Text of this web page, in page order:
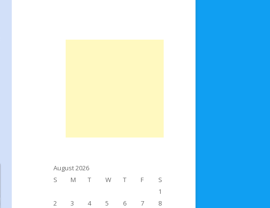
August 2026
S
M T W T F
S
1
2
3 4 5 6 7
8